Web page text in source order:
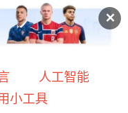
✕
人工智能
小工具